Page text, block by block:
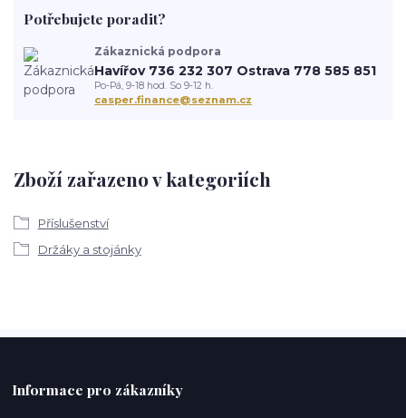
Zboží zařazeno v kategoriích
Příslušenství
Držáky a stojánky
Potřebujete poradit?
Zákaznická podpora
Havířov 736 232 307 Ostrava 778 585 851
Po-Pá, 9-18 hod. So 9-12 h.
casper.finance@seznam.cz
Informace pro zákazníky